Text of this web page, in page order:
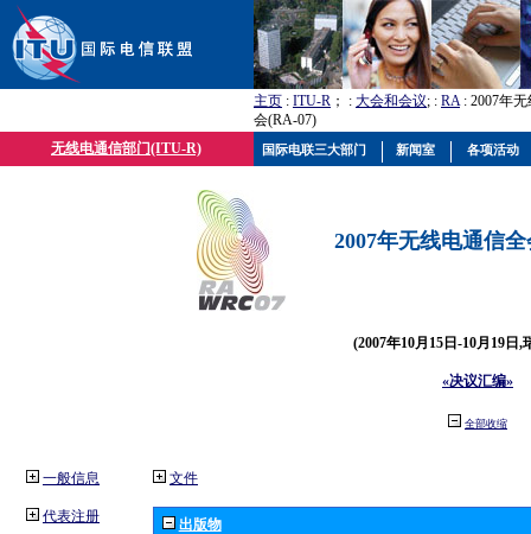
主页 : ITU-R ； : 大会和会议; : RA: 2007年
会(RA-07)
无线电通信部门(ITU-R)
2007年无线电通信
(2007年10月15日-10月19日,
«决议汇编»
全部收缩
一般信息
代表注册
文件
出版物
国际电联三大部门 新闻室 各项活动